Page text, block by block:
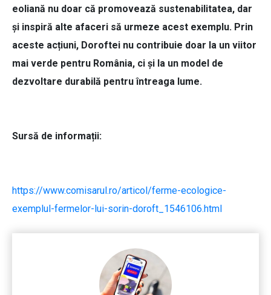
eoliană nu doar că promovează sustenabilitatea, dar
și inspiră alte afaceri să urmeze acest exemplu. Prin
aceste acțiuni, Doroftei nu contribuie doar la un viitor
mai verde pentru România, ci și la un model de
dezvoltare durabilă pentru întreaga lume.
Sursă de informații:
https://www.comisarul.ro/articol/ferme-ecologice-
exemplul-fermelor-lui-sorin-doroft_1546106.html